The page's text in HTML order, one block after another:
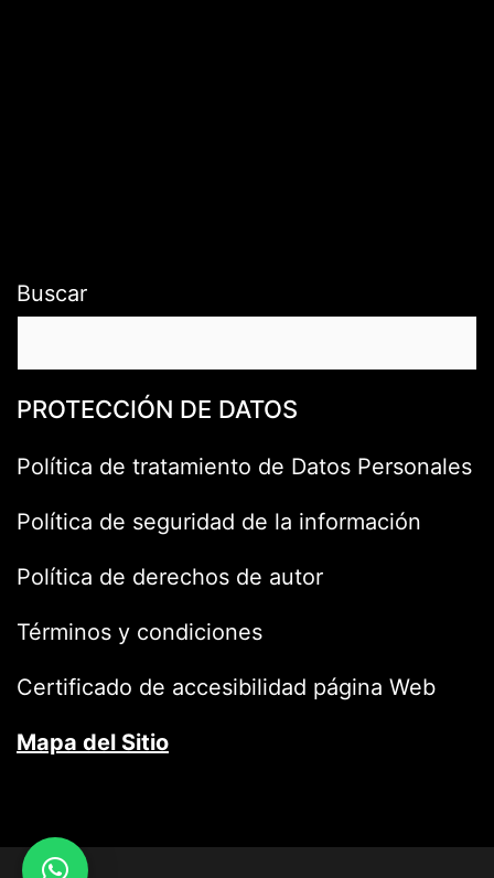
Buscar
PROTECCIÓN DE DATOS
Política de tratamiento de Datos Personales
Política de seguridad de la información
Política de derechos de autor
Términos y condiciones
Certificado de accesibilidad página Web
Mapa del Sitio